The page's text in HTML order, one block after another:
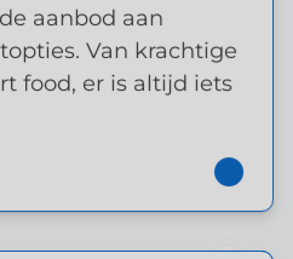
aanbod aan
Van krachtige
food, er is altijd iets